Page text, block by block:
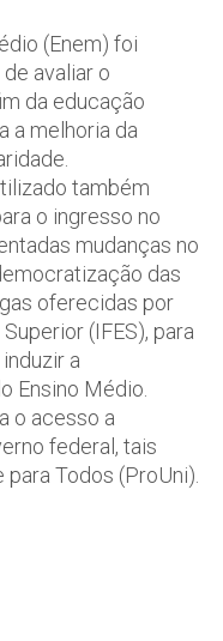
(Enem) foi
avaliar o
da educação
a melhoria da
também
o ingresso no
mudanças no
das
oferecidas por
(IFES), para
a
Ensino Médio.
o acesso a
federal, tais
Todos (ProUni).